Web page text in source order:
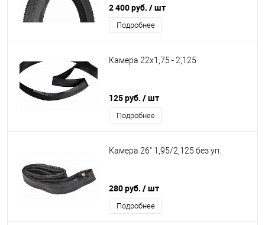
2 400 руб. / шт
Подробнее
Камера 22х1,75 - 2,125
125 руб. / шт
Подробнее
Камера 26" 1,95/2,125 без уп.
280 руб. / шт
Подробнее